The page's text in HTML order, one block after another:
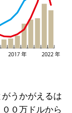
うかがえるは
０万ドルから